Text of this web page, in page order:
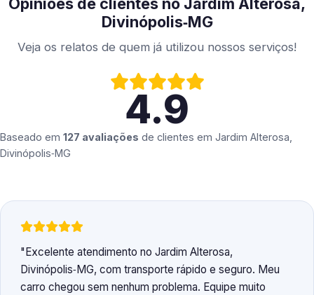
Divinópolis‑MG
Veja os relatos de quem já utilizou nossos serviços!
4.9
Baseado em 127 avaliações de clientes em Jardim Alterosa,
Divinópolis‑MG
Excelente atendimento no Jardim Alterosa,
Divinópolis‑MG, com transporte rápido e seguro. Meu
carro chegou sem nenhum problema. Equipe muito